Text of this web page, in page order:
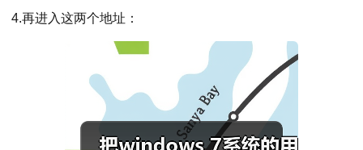
4.再进入这两个地址：